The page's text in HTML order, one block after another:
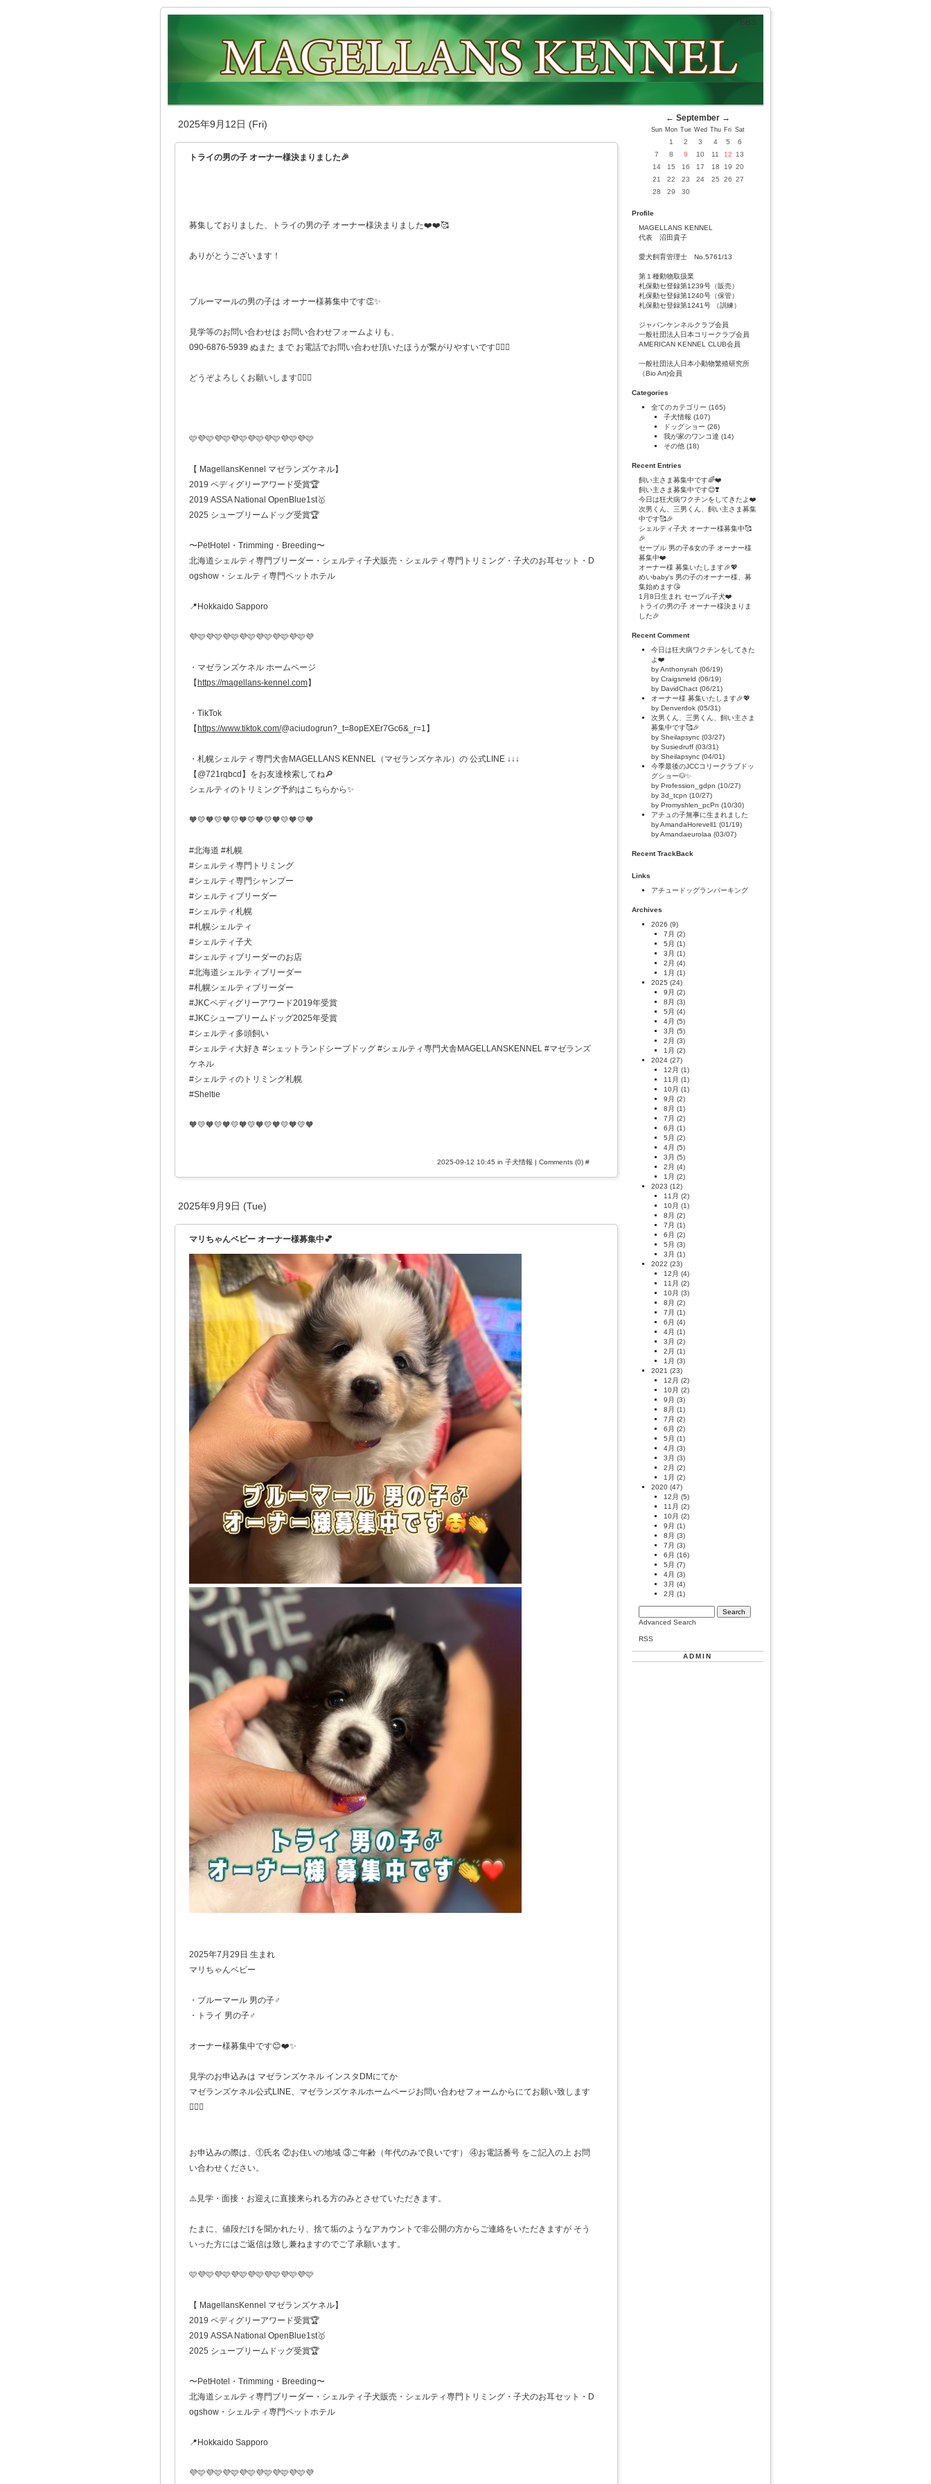
BBS
2025年9月12日 (Fri)
トライの男の子 オーナー様決まりました🎉
募集しておりました、トライの男の子 オーナー様決まりました❤️❤️🥰
ありがとうございます！
ブルーマールの男の子は オーナー様募集中です👏✨
見学等のお問い合わせは お問い合わせフォームよりも、
090-6876-5939 ぬまた まで お電話でお問い合わせ頂いたほうが繋がりやすいです🙋🏻‍♀️
どうぞよろしくお願いします🙇🏻‍♀️
🩷💜🩷💜🩷💜🩷💜🩷💜🩷💜🩷💜🩷
【 MagellansKennel マゼランズケネル】
2019 ペディグリーアワード受賞🏆
2019 ASSA National OpenBlue1st🥇
2025 シュープリームドッグ受賞🏆
〜PetHotel・Trimming・Breeding〜
北海道シェルティ専門ブリーダー・シェルティ子犬販売・シェルティ専門トリミング・子犬のお耳セット・D
ogshow・シェルティ専門ペットホテル
📍Hokkaido Sapporo
💜🩷💜🩷💜🩷💜🩷💜🩷💜🩷💜🩷💜
・マゼランズケネル ホームページ
【 https://magellans-kennel.com】
・TikTok
【 https://www.tiktok.com/@aciudogrun?_t=8opEXEr7Gc6&_r=1】
・札幌シェルティ専門犬舎MAGELLANS KENNEL（マゼランズケネル）の 公式LINE ↓↓↓
【@721rqbcd】をお友達検索してね🔎
シェルティのトリミング予約はこちらから✨
🧡💛🧡💛🧡💛🧡💛🧡💛🧡💛🧡💛🧡
#北海道 #札幌
#シェルティ専門トリミング
#シェルティ専門シャンプー
#シェルティブリーダー
#シェルティ札幌
#札幌シェルティ
#シェルティ子犬
#シェルティブリーダーのお店
#北海道シェルティブリーダー
#札幌シェルティブリーダー
#JKCペディグリーアワード2019年受賞
#JKCシュープリームドッグ2025年受賞
#シェルティ多頭飼い
#シェルティ大好き #シェットランドシープドッグ #シェルティ専門犬舎MAGELLANSKENNEL #マゼランズ
ケネル
#シェルティのトリミング札幌
#Sheltie
🧡💛🧡💛🧡💛🧡💛🧡💛🧡💛🧡💛🧡
2025-09-12 10:45 in 子犬情報 | Comments (0) #
2025年9月9日 (Tue)
マリちゃんベビー オーナー様募集中💕
2025年7月29日 生まれ
マリちゃんベビー
・ブルーマール 男の子♂
・トライ 男の子♂
オーナー様募集中です😊❤️✨
見学のお申込みは マゼランズケネル インスタDMにてか
マゼランズケネル公式LINE、マゼランズケネルホームページお問い合わせフォームからにてお願い致します
🙋🏻‍♀️
お申込みの際は、①氏名 ②お住いの地域 ③ご年齢（年代のみで良いです） ④お電話番号 をご記入の上 お問
い合わせください。
⚠️見学・面接・お迎えに直接来られる方のみとさせていただきます。
たまに、値段だけを聞かれたり、捨て垢のようなアカウントで非公開の方からご連絡をいただきますが そう
いった方にはご返信は致し兼ねますのでご了承願います。
🩷💜🩷💜🩷💜🩷💜🩷💜🩷💜🩷💜🩷
【 MagellansKennel マゼランズケネル】
2019 ペディグリーアワード受賞🏆
2019 ASSA National OpenBlue1st🥇
2025 シュープリームドッグ受賞🏆
〜PetHotel・Trimming・Breeding〜
北海道シェルティ専門ブリーダー・シェルティ子犬販売・シェルティ専門トリミング・子犬のお耳セット・D
ogshow・シェルティ専門ペットホテル
📍Hokkaido Sapporo
💜🩷💜🩷💜🩷💜🩷💜🩷💜🩷💜🩷💜
← September →
Sun Mon Tue Wed Thu Fri Sat
1 2 3 4 5
6
7
8 9 10 11 12
13
14
15 16 17 18 19 20
21
22 23 24 25 26 27
28
29 30
Profile
MAGELLANS KENNEL
代表 沼田貴子
愛犬飼育管理士 No.5761/13
第１種動物取扱業
札保動セ登録第1239号（販売）
札保動セ登録第1240号（保管）
札保動セ登録第1241号 （訓練）
ジャパンケンネルクラブ会員
一般社団法人日本コリークラブ会員
AMERICAN KENNEL CLUB会員
一般社団法人日本小動物繁殖研究所
（Bio Art)会員
Categories
全てのカテゴリー (165)
子犬情報 (107)
ドッグショー (26)
我が家のワンコ達 (14)
その他 (18)
Recent Entries
飼い主さま募集中です🌈❤️
飼い主さま募集中です😊❣️
今日は狂犬病ワクチンをしてきたよ❤️
次男くん、三男くん、飼い主さま募集
中です🥰🎉
シェルティ子犬 オーナー様募集中🥰
🎉
セーブル 男の子&女の子 オーナー様
募集中❤️
オーナー様 募集いたします🎉💖
めいbaby's 男の子のオーナー様、募
集始めます😘
1月8日生まれ セーブル子犬❤️
トライの男の子 オーナー様決まりま
した🎉
Recent Comment
今日は狂犬病ワクチンをしてきた
よ❤️
by Anthonyrah (06/19)
by Craigsmeld (06/19)
by DavidChact (06/21)
オーナー様 募集いたします🎉💖
by Denverdok (05/31)
次男くん、三男くん、飼い主さま
募集中です🥰🎉
by Sheilapsync (03/27)
by Susiedruff (03/31)
by Sheilapsync (04/01)
今季最後のJCCコリークラブドッ
グショー🐶✨
by Profession_gdpn (10/27)
by 3d_tcpn (10/27)
by Promyshlen_pcPn (10/30)
アチュの子無事に生まれました
by AmandaHorevell1 (01/19)
by Amandaeurolaa (03/07)
Recent TrackBack
Links
アチュードッグランパーキング
Archives
2026 (9)
7月 (2)
5月 (1)
3月 (1)
2月 (4)
1月 (1)
2025 (24)
9月 (2)
8月 (3)
5月 (4)
4月 (5)
3月 (5)
2月 (3)
1月 (2)
2024 (27)
12月 (1)
11月 (1)
10月 (1)
9月 (2)
8月 (1)
7月 (2)
6月 (1)
5月 (2)
4月 (5)
3月 (5)
2月 (4)
1月 (2)
2023 (12)
11月 (2)
10月 (1)
8月 (2)
7月 (1)
6月 (2)
5月 (3)
3月 (1)
2022 (23)
12月 (4)
11月 (2)
10月 (3)
8月 (2)
7月 (1)
6月 (4)
4月 (1)
3月 (2)
2月 (1)
1月 (3)
2021 (23)
12月 (2)
10月 (2)
9月 (3)
8月 (1)
7月 (2)
6月 (2)
5月 (1)
4月 (3)
3月 (3)
2月 (2)
1月 (2)
2020 (47)
12月 (5)
11月 (2)
10月 (2)
9月 (1)
8月 (3)
7月 (3)
6月 (16)
5月 (7)
4月 (3)
3月 (4)
2月 (1)
Advanced Search
RSS
ADMIN